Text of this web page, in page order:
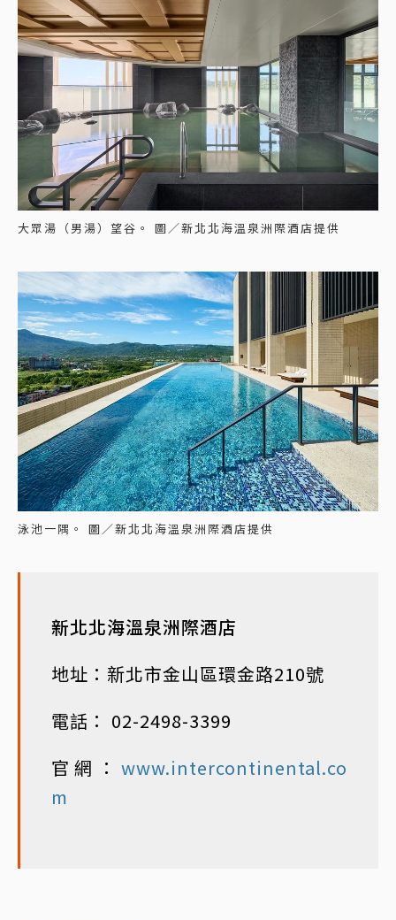
大眾湯（男湯）望谷。 圖／新北北海溫泉洲際酒店提供
泳池一隅。 圖／新北北海溫泉洲際酒店提供
新北北海溫泉洲際酒店
地址：新北市金山區環金路210號
電話： 02-2498-3399
官網： www.intercontinental.co
m